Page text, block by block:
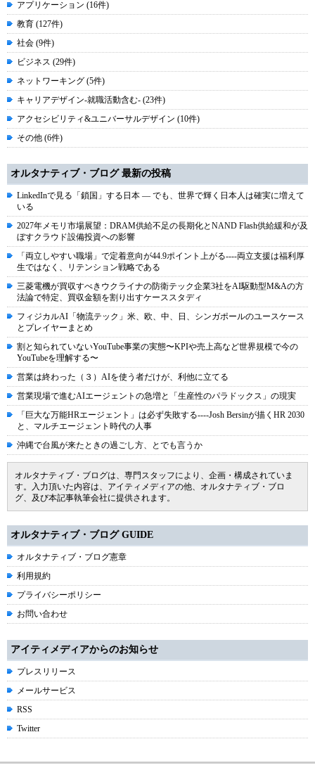
アプリケーション (16件)
教育 (127件)
社会 (9件)
ビジネス (29件)
ネットワーキング (5件)
キャリアデザイン-就職活動含む- (23件)
アクセシビリティ&ユニバーサルデザイン (10件)
その他 (6件)
オルタナティブ・ブログ 最新の投稿
LinkedInで見る「鎖国」する日本 ― でも、世界で輝く日本人は確実に増えて
いる
2027年メモリ市場展望：DRAM供給不足の長期化とNAND Flash供給緩和が及
ぼすクラウド設備投資への影響
「両立しやすい職場」で定着意向が44.9ポイント上がる----両立支援は福利厚
生ではなく、リテンション戦略である
三菱電機が買収すべきウクライナの防衛テック企業3社をAI駆動型M&Aの方
法論で特定、買収金額を割り出すケーススタディ
フィジカルAI「物流テック」米、欧、中、日、シンガポールのユースケース
とプレイヤーまとめ
割と知られていないYouTube事業の実態〜KPIや売上高など世界規模で今の
YouTubeを理解する〜
営業は終わった（３）AIを使う者だけが、利他に立てる
営業現場で進むAIエージェントの急増と「生産性のパラドックス」の現実
「巨大な万能HRエージェント」は必ず失敗する----Josh Bersinが描くHR 2030
と、マルチエージェント時代の人事
沖縄で台風が来たときの過ごし方、とでも言うか
オルタナティブ・ブログは、専門スタッフにより、企画・構成されていま
す。入力頂いた内容は、アイティメディアの他、オルタナティブ・ブロ
グ、及び本記事執筆会社に提供されます。
オルタナティブ・ブログ GUIDE
オルタナティブ・ブログ憲章
利用規約
プライバシーポリシー
お問い合わせ
アイティメディアからのお知らせ
プレスリリース
メールサービス
RSS
Twitter